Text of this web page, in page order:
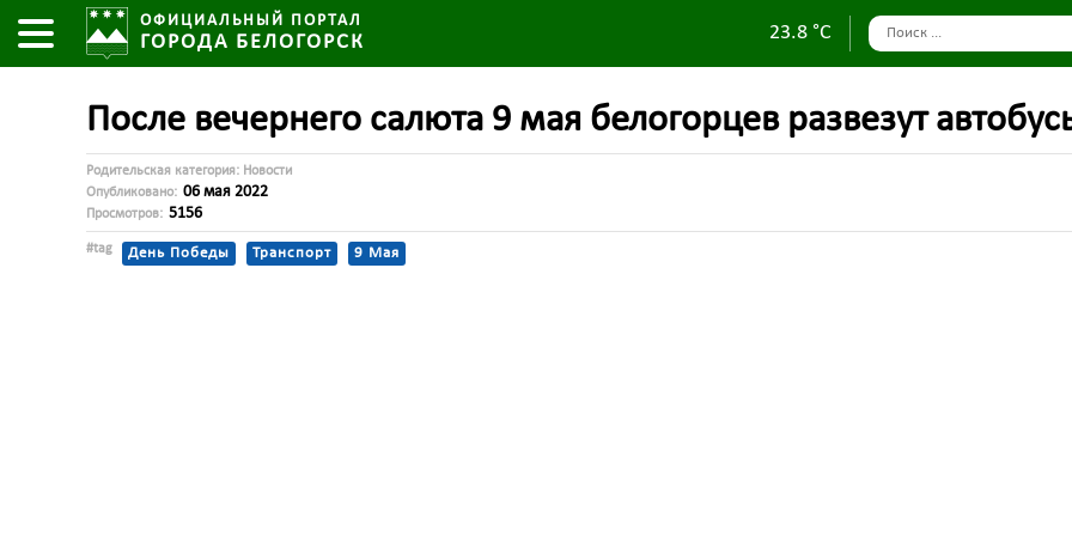
ОФИЦИАЛЬНЫЙ ПОРТАЛ
ГОРОДА БЕЛОГОРСК 23.8 °C
После вечернего салюта 9 мая белогорцев развезут
Родительская категория: Новости
Опубликовано: 06 мая 2022
Просмотров: 5156
#tag День Победы Транспорт 9 Мая